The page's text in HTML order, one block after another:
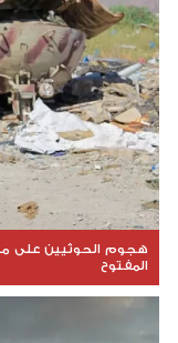
هجوم الحوثيين على
المفتوح